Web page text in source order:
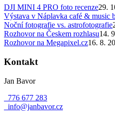
DJI MINI 4 PRO foto recenze29.
Výstava v Náplavka café & music
Noční fotografie vs. astrofotografie
Rozhovor na Českem rozhlasu14.
Rozhovor na Megapixel.cz16. 8.
Kontakt
Jan Bavor
776 677 283
info@janbavor.cz